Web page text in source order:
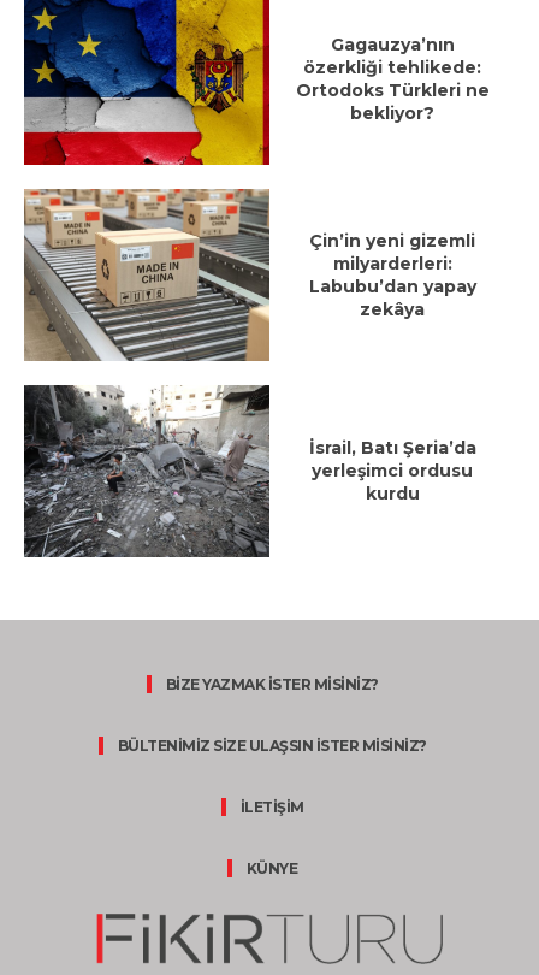
Gagauzya’nın
özerkliği tehlikede:
Ortodoks Türkleri ne
bekliyor?
Çin’in yeni gizemli
milyarderleri:
Labubu’dan yapay
zekâya
İsrail, Batı Şeria’da
yerleşimci ordusu
kurdu
BİZE YAZMAK İSTER MİSİNİZ?
BÜLTENİMİZ SİZE ULAŞSIN İSTER MİSİNİZ?
İLETİŞİM
KÜNYE